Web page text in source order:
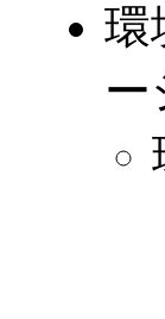
環
ー